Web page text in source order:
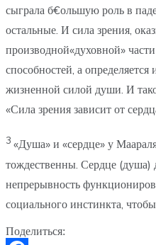
сыграла б€ольшую роль в
остальные. И сила зрения,
производной«духовной»
способностей, а
жизненной силой души. И
«Сила зрения зависит от
3 «Душа» и «сердце» у
тождественны. Сердце (душа)
непрерывность
социального инстинкта,
Поделиться: